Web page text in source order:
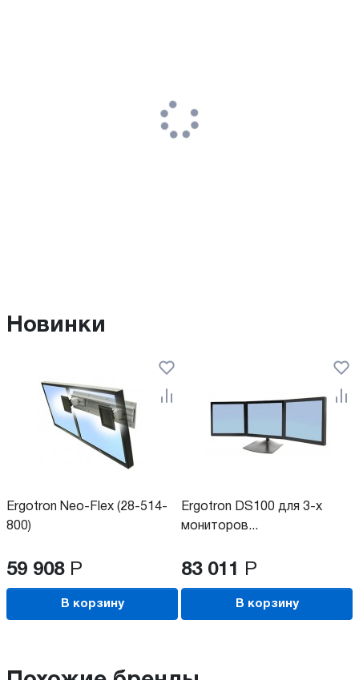
Новинки
Ergotron Neo-Flex (28-514-
800)
59 908 Р
В корзину
Ergotron DS100 для 3-х
мониторов...
83 011 Р
В корзину